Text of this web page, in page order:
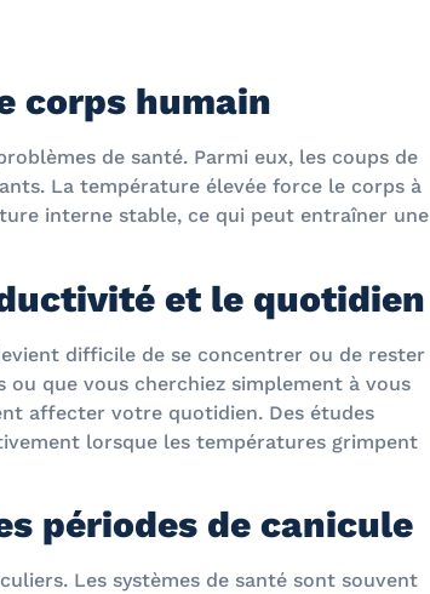
corps humain
de santé. Parmi eux, les coups de
La température élevée force le corps à
interne stable, ce qui peut entraîner une
et le quotidien
difficile de se concentrer ou de rester
que vous cherchiez simplement à vous
affecter votre quotidien. Des études
lorsque les températures grimpent
périodes de canicule
Les systèmes de santé sont souvent